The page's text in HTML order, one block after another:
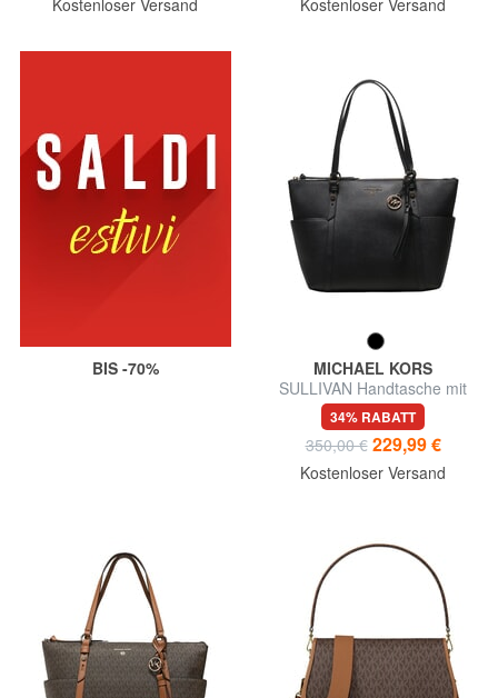
BIS -70%
MICHAEL KORS
SULLIVAN Handtasche mit
Schulterriemen
34% RABATT
350,00 € 229,99 €
Kostenloser Versand